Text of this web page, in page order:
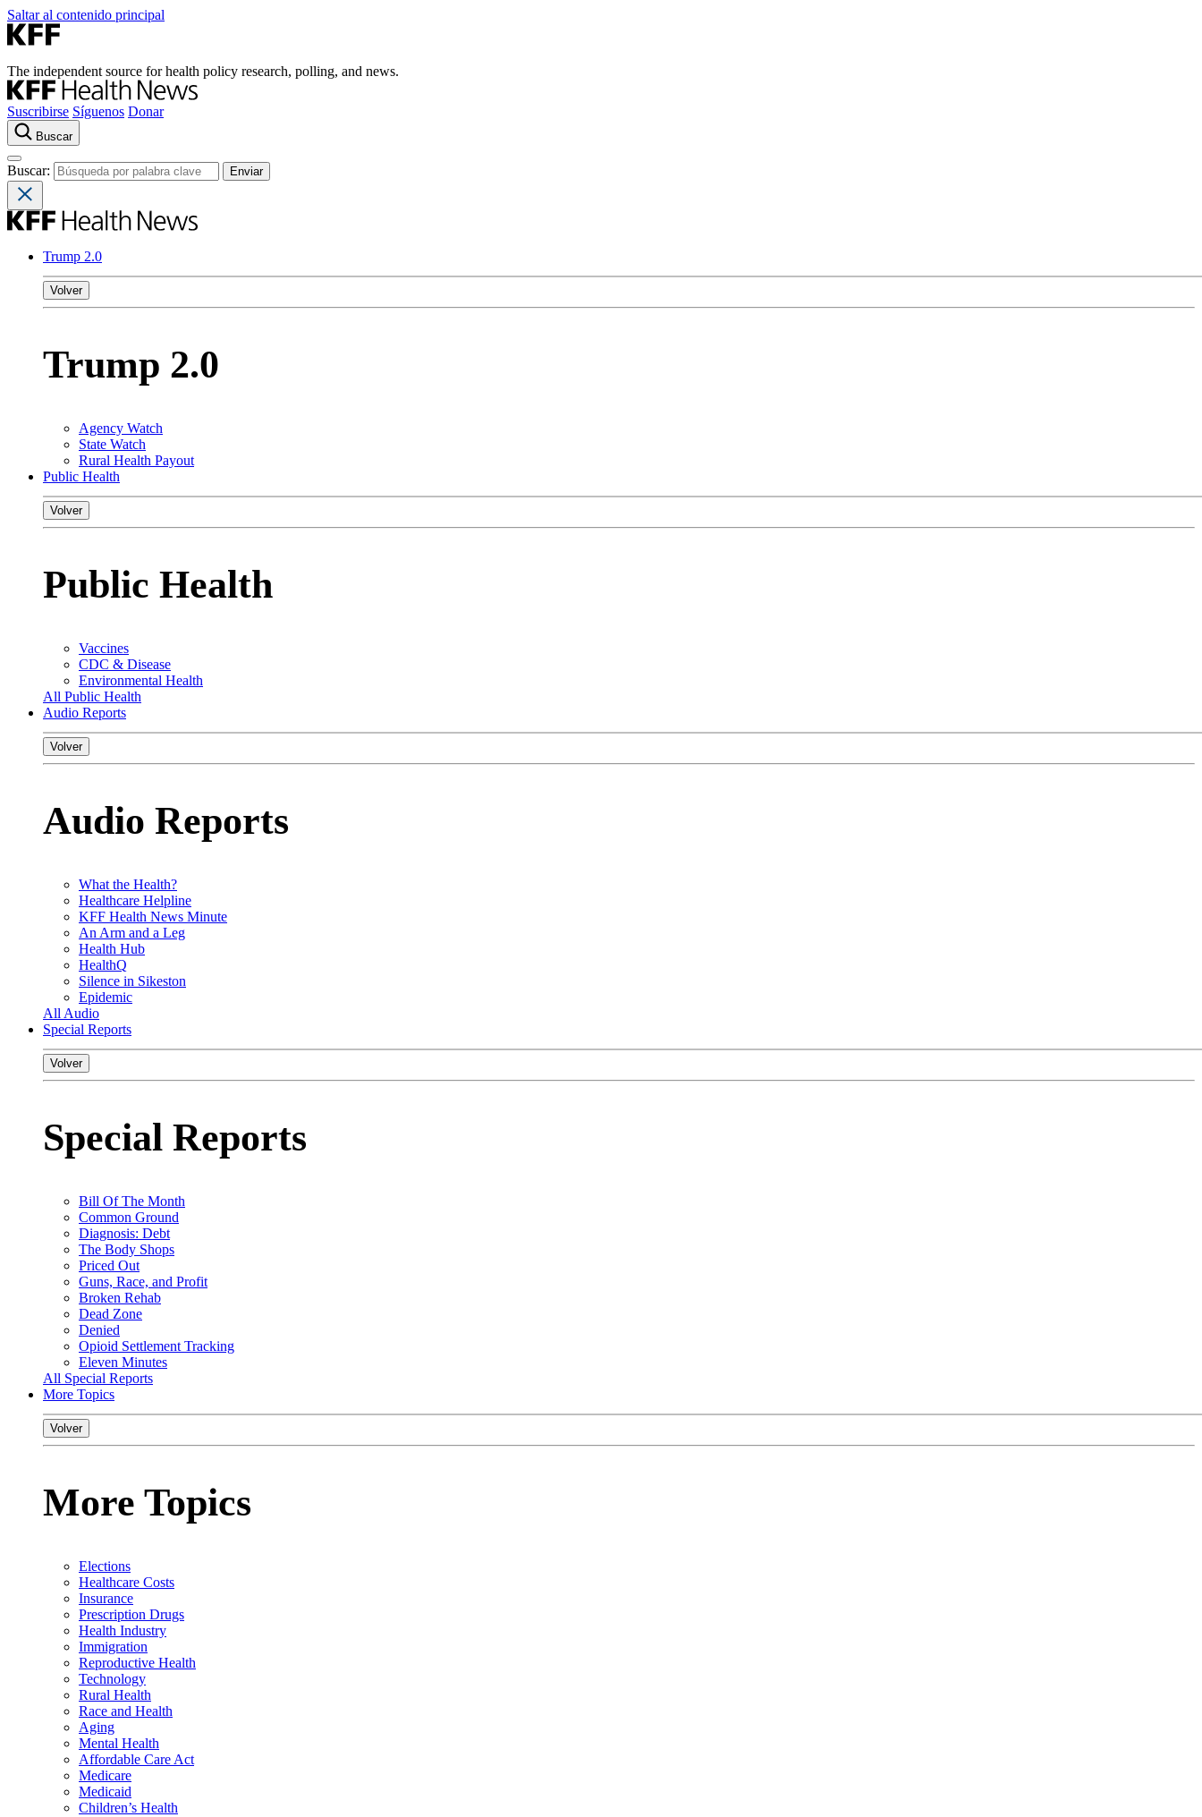
Saltar al contenido principal
The independent source for health policy research, polling, and news.
Suscribirse Síguenos Donar
Buscar
Buscar:
Trump 2.0
Volver
Trump 2.0
Agency Watch
State Watch
Rural Health Payout
Public Health
Volver
Public Health
Vaccines
CDC & Disease
Environmental Health
All Public Health
Audio Reports
Volver
Audio Reports
What the Health?
Healthcare Helpline
KFF Health News Minute
An Arm and a Leg
Health Hub
HealthQ
Silence in Sikeston
Epidemic
All Audio
Special Reports
Volver
Special Reports
Bill Of The Month
Common Ground
Diagnosis: Debt
The Body Shops
Priced Out
Guns, Race, and Profit
Broken Rehab
Dead Zone
Denied
Opioid Settlement Tracking
Eleven Minutes
All Special Reports
More Topics
Volver
More Topics
Elections
Healthcare Costs
Insurance
Prescription Drugs
Health Industry
Immigration
Reproductive Health
Technology
Rural Health
Race and Health
Aging
Mental Health
Affordable Care Act
Medicare
Medicaid
Children’s Health